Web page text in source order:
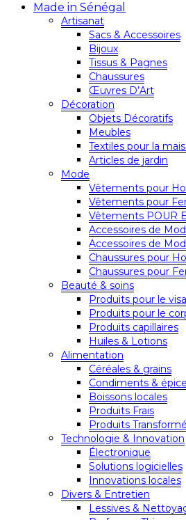
Made in Sénégal
Artisanat
Sacs & Accessoires
Bijoux
Tissus & Pagnes
Chaussures
Œuvres D’Art
Décoration
Objets Décoratifs
Meubles
Textiles pour la
Articles de jardin
Mode
Vêtements pour
Vêtements pour
Vêtements POUR
Accessoires de
Accessoires de
Chaussures pour
Chaussures pour
Beauté & soins
Produits pour le
Produits pour le
Produits capillaires
Huiles & Lotions
Alimentation
Céréales & grains
Condiments &
Boissons locales
Produits Frais
Produits
Technologie & Innovation
Électronique
Solutions logicielles
Innovations locales
Divers & Entretien
Lessives &